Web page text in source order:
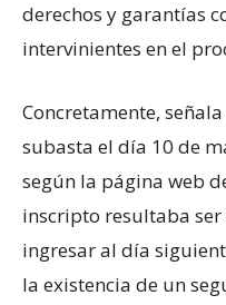
derechos y garantías
intervinientes en el
Concretamente,
subasta el día 10 de
según la página web
inscripto resultaba ser
ingresar al día
la existencia de un